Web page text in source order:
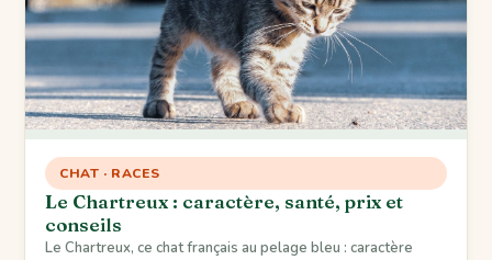
CHAT · RACES
Le Chartreux : caractère, santé, prix et
conseils
Le Chartreux, ce chat français au pelage bleu : caractère